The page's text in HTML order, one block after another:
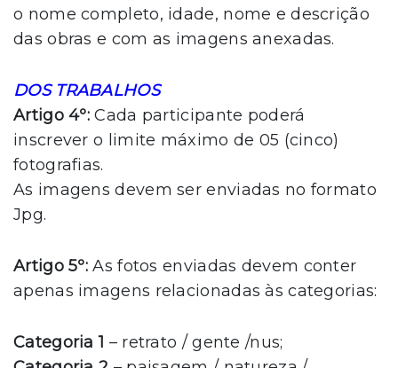
o nome completo, idade, nome e descrição
das obras e com as imagens anexadas.
DOS TRABALHOS
Artigo 4º: Cada participante poderá
inscrever o limite máximo de 05 (cinco)
fotografias.
As imagens devem ser enviadas no formato
Jpg.
Artigo 5º: As fotos enviadas devem conter
apenas imagens relacionadas às categorias:
Categoria 1 – retrato / gente /nus;